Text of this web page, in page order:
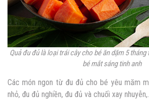
Quả đu đủ là loạitrái cây cho bé ăn dặm 5
bé mắt sáng tinh anh
Các món ngon từ đu đủ cho bé yêu măm
nhỏ, đu đủ nghiền, đu đủ và chuối xay nhuyễn,…